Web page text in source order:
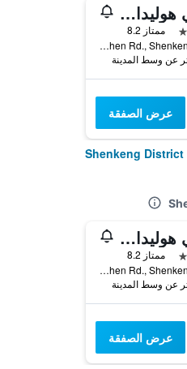
هايوني هوليداي هوتل
ممتاز 8.2
No.265, Sec. 3, Beishen Rd., Shenkeng District, تايوان
عرض الصفقة
هايوني هوليداي هوتل
ممتاز 8.2
No.265, Sec. 3, Beishen Rd., Shenkeng District, تايوان
عرض الصفقة